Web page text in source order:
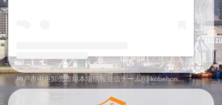
神戸市中央卸売市場本場情報発信チーム(@kobehonjo)がシェアした投稿